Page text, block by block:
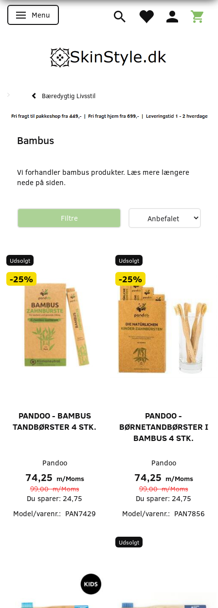
Skifte navigation
Menu
Bæredygtig Livsstil
Bambus
Vi forhandler bambus produkter. Læs mere længere
nede på siden.
Filtre
Udsolgt
-25%
PANDOO - BAMBUS
TANDBØRSTER 4 STK.
Pandoo
74,25 m/Moms
99,00m/Moms
Du sparer: 24,75
Model/varenr.: PAN7429
Udsolgt
-25%
PANDOO -
BØRNETANDBØRSTER I
BAMBUS 4 STK.
Pandoo
74,25 m/Moms
99,00m/Moms
Du sparer: 24,75
Model/varenr.: PAN7856
Udsolgt